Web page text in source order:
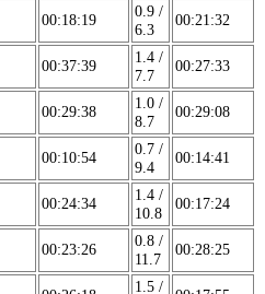
00:18:19
0.9 /
6.3
00:21:32
00:37:39
1.4 /
7.7
00:27:33
00:29:38
1.0 /
8.7
00:29:08
00:10:54
0.7 /
9.4
00:14:41
00:24:34
1.4 /
10.8
00:17:24
00:23:26
0.8 /
11.7
00:28:25
1.5 /